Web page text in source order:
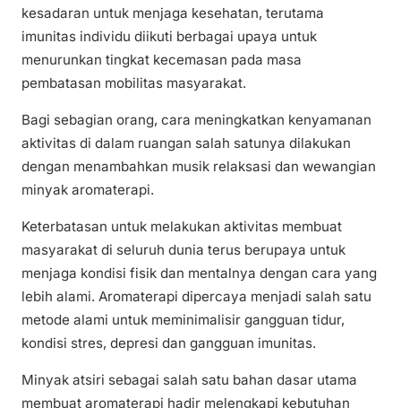
kesadaran untuk menjaga kesehatan, terutama
imunitas individu diikuti berbagai upaya untuk
menurunkan tingkat kecemasan pada masa
pembatasan mobilitas masyarakat.
Bagi sebagian orang, cara meningkatkan kenyamanan
aktivitas di dalam ruangan salah satunya dilakukan
dengan menambahkan musik relaksasi dan wewangian
minyak aromaterapi.
Keterbatasan untuk melakukan aktivitas membuat
masyarakat di seluruh dunia terus berupaya untuk
menjaga kondisi fisik dan mentalnya dengan cara yang
lebih alami. Aromaterapi dipercaya menjadi salah satu
metode alami untuk meminimalisir gangguan tidur,
kondisi stres, depresi dan gangguan imunitas.
Minyak atsiri sebagai salah satu bahan dasar utama
membuat aromaterapi hadir melengkapi kebutuhan